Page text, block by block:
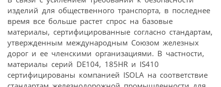
изделий для общественного транспорта, в последнее
время все больше растет спрос на базовые
материалы, сертифицированные согласно стандартам,
утвержденным международным Союзом железных
дорог и ее членскими организациями. В частности,
материалы серий DE104, 185HR и IS410
сертифицированы компанией ISOLA на соответствие